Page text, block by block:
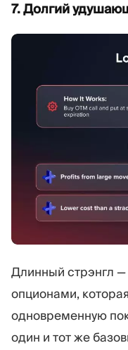
7. Долгий
Длинный стрэнгл —
опционами,
одновременную
один и тот же